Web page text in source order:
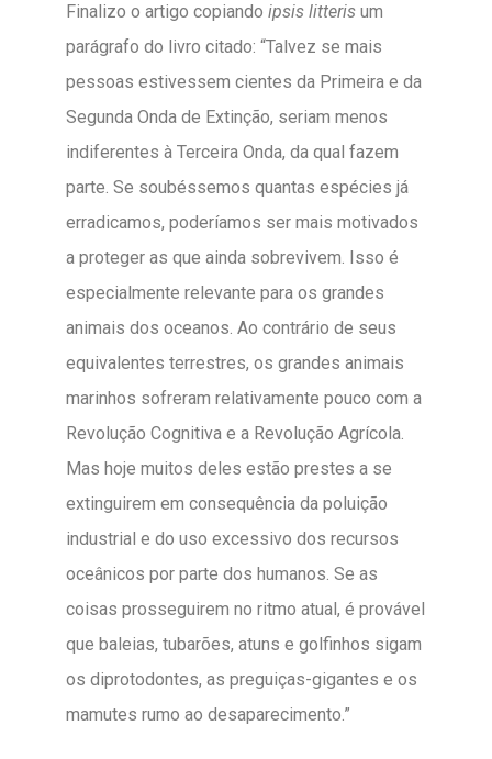
Finalizo o artigo copiando ipsis litteris um
parágrafo do livro citado: “Talvez se mais
pessoas estivessem cientes da Primeira e da
Segunda Onda de Extinção, seriam menos
indiferentes à Terceira Onda, da qual fazem
parte. Se soubéssemos quantas espécies já
erradicamos, poderíamos ser mais motivados
a proteger as que ainda sobrevivem. Isso é
especialmente relevante para os grandes
animais dos oceanos. Ao contrário de seus
equivalentes terrestres, os grandes animais
marinhos sofreram relativamente pouco com a
Revolução Cognitiva e a Revolução Agrícola.
Mas hoje muitos deles estão prestes a se
extinguirem em consequência da poluição
industrial e do uso excessivo dos recursos
oceânicos por parte dos humanos. Se as
coisas prosseguirem no ritmo atual, é provável
que baleias, tubarões, atuns e golfinhos sigam
os diprotodontes, as preguiças-gigantes e os
mamutes rumo ao desaparecimento.”